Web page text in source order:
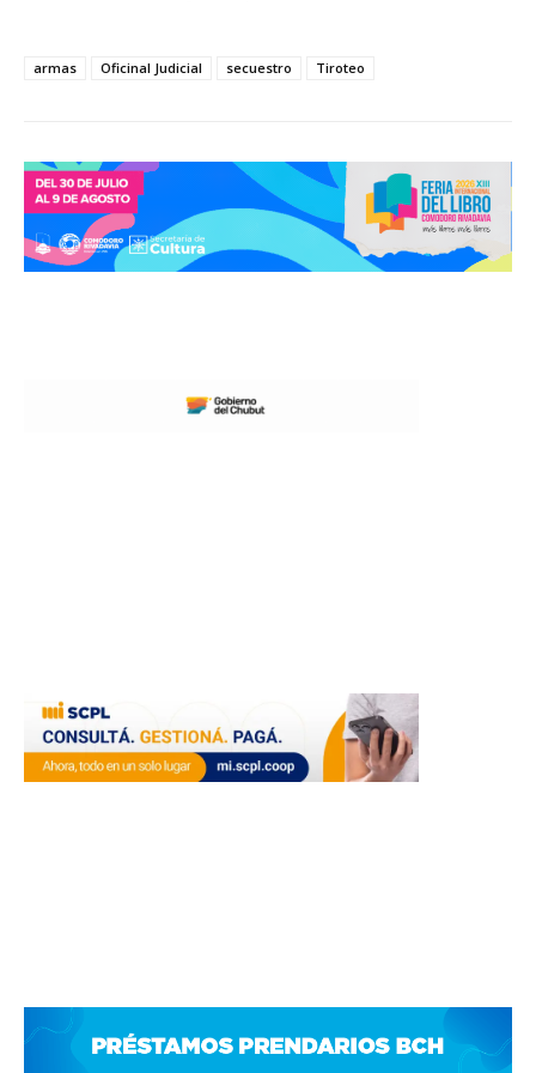
armas Oficinal Judicial secuestro Tiroteo